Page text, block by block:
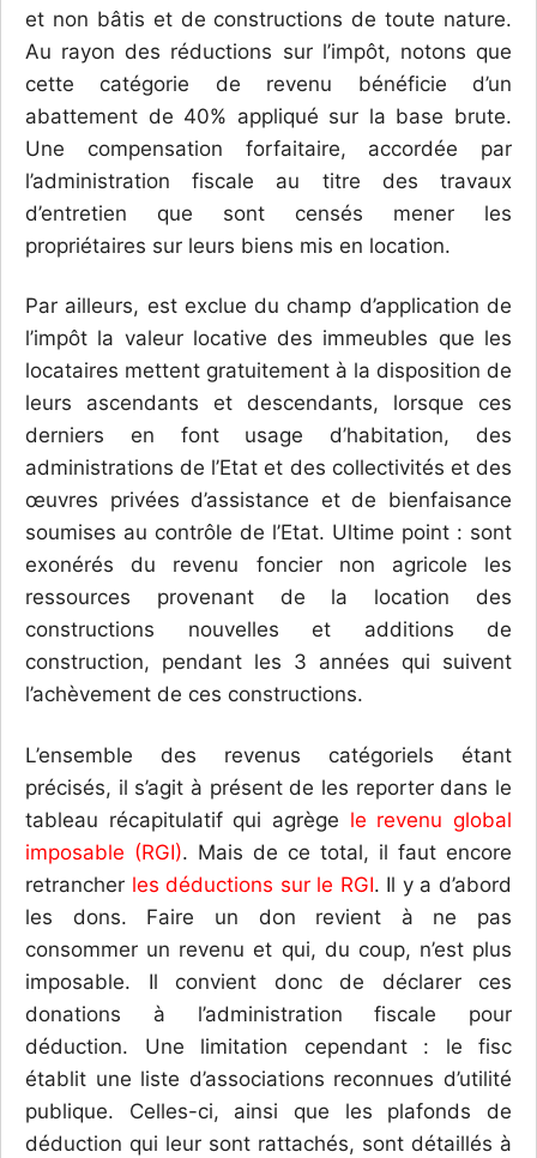
et non bâtis et de constructions de toute nature.
Au rayon des réductions sur l’impôt, notons que
cette catégorie de revenu bénéficie d’un
abattement de 40% appliqué sur la base brute.
Une compensation forfaitaire, accordée par
l’administration fiscale au titre des travaux
d’entretien que sont censés mener les
propriétaires sur leurs biens mis en location.
Par ailleurs, est exclue du champ d’application de
l’impôt la valeur locative des immeubles que les
locataires mettent gratuitement à la disposition de
leurs ascendants et descendants, lorsque ces
derniers en font usage d’habitation, des
administrations de l’Etat et des collectivités et des
œuvres privées d’assistance et de bienfaisance
soumises au contrôle de l’Etat. Ultime point : sont
exonérés du revenu foncier non agricole les
ressources provenant de la location des
constructions nouvelles et additions de
construction, pendant les 3 années qui suivent
l’achèvement de ces constructions.
L’ensemble des revenus catégoriels étant
précisés, il s’agit à présent de les reporter dans le
tableau récapitulatif qui agrège le revenu global
imposable (RGI). Mais de ce total, il faut encore
retrancher les déductions sur le RGI. Il y a d’abord
les dons. Faire un don revient à ne pas
consommer un revenu et qui, du coup, n’est plus
imposable. Il convient donc de déclarer ces
donations à l’administration fiscale pour
déduction. Une limitation cependant : le fisc
établit une liste d’associations reconnues d’utilité
publique. Celles-ci, ainsi que les plafonds de
déduction qui leur sont rattachés, sont détaillés à